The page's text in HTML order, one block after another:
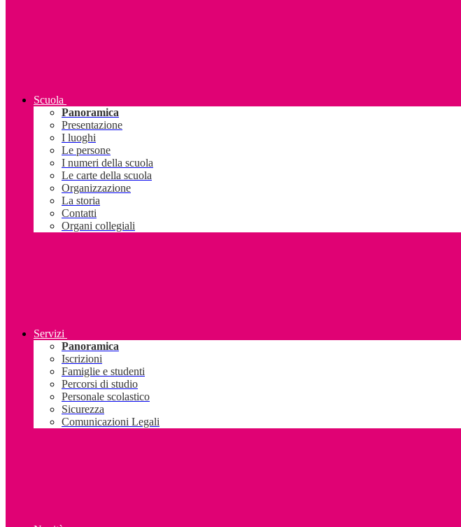
Scuola
Panoramica
Presentazione
I luoghi
Le persone
I numeri della scuola
Le carte della scuola
Organizzazione
La storia
Contatti
Organi collegiali
Servizi
Panoramica
Iscrizioni
Famiglie e studenti
Percorsi di studio
Personale scolastico
Sicurezza
Comunicazioni Legali